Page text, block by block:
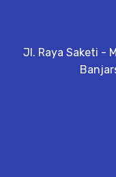
Jl. Raya Saketi -